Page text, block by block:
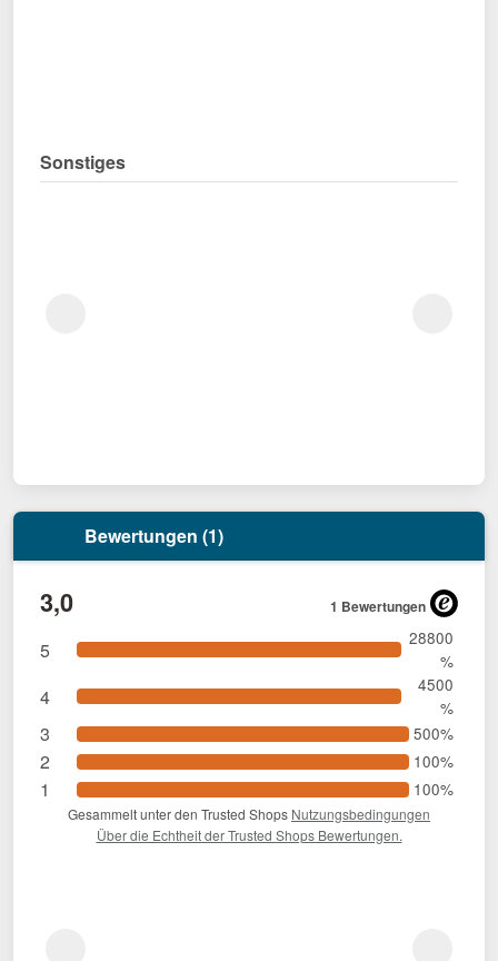
Sonstiges
Bewertungen (1)
3,0 1 Bewertungen
5
28800
%
4
4500
%
3 500%
2 100%
1 100%
Gesammelt unter den Trusted Shops Nutzungsbedingungen
Über die Echtheit der Trusted Shops Bewertungen.